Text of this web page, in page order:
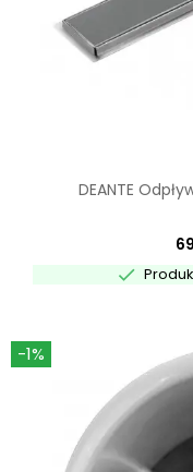
DEANTE

-1%